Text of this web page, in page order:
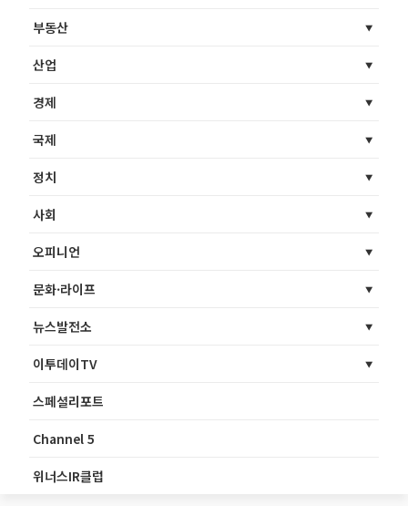
부동산
산업
경제
국제
정치
사회
오피니언
문화·라이프
뉴스발전소
이투데이TV
스페셜리포트
Channel 5
위너스IR클럽